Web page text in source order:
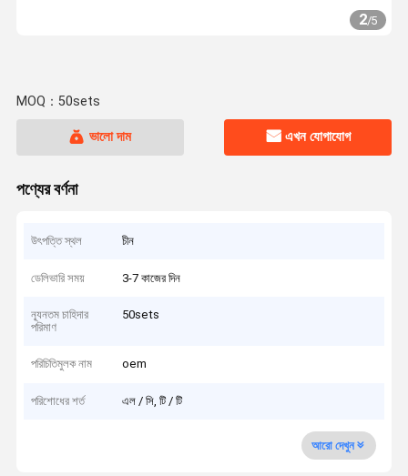
2/5
MOQ：50sets
ভালো দাম এখন যোগাযোগ
পণ্যের বর্ণনা
উৎপত্তি স্থল চীন
ডেলিভারি সময় 3-7 কাজের দিন
ন্যূনতম চাহিদার
পরিমাণ
50sets
পরিচিতিমুলক নাম oem
পরিশোধের শর্ত এল / সি, টি / টি
আরো দেখুন